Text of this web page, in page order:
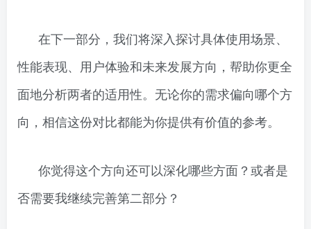
在下一部分，我们将深入探讨具体使用场景、
性能表现、用户体验和未来发展方向，帮助你更全
面地分析两者的适用性。无论你的需求偏向哪个方
向，相信这份对比都能为你提供有价值的参考。
你觉得这个方向还可以深化哪些方面？或者是
否需要我继续完善第二部分？